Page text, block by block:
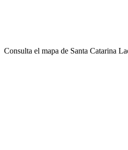
Consulta el mapa de Santa Catarina